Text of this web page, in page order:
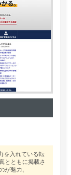
を入れている転
とともに掲載さ
が魅力。